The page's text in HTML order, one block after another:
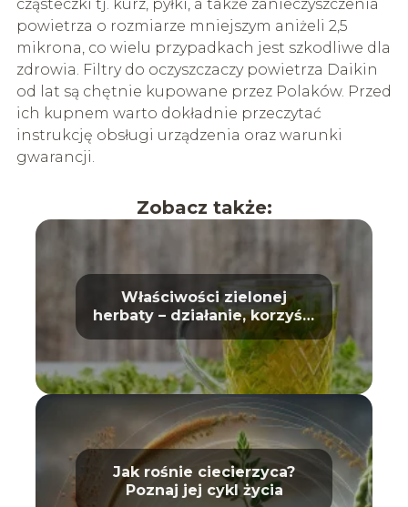
cząsteczki tj. kurz, pyłki, a także zanieczyszczenia
powietrza o rozmiarze mniejszym aniżeli 2,5
mikrona, co wielu przypadkach jest szkodliwe dla
zdrowia. Filtry do oczyszczaczy powietrza Daikin
od lat są chętnie kupowane przez Polaków. Przed
ich kupnem warto dokładnie przeczytać
instrukcję obsługi urządzenia oraz warunki
gwarancji.
Zobacz także:
Właściwości zielonej
herbaty – działanie, korzyści
i wpływ na zdrowie
Jak rośnie ciecierzyca?
Poznaj jej cykl życia